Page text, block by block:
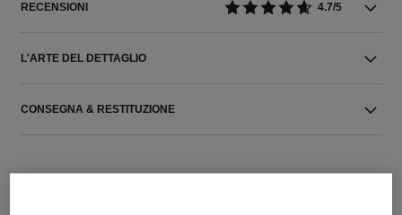
RECENSIONI 4.7/5
L'ARTE DEL DETTAGLIO
CONSEGNA & RESTITUZIONE